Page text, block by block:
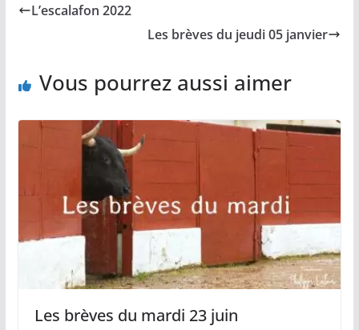
o
i
p
e
L’escalafon 2022
Les brèves du jeudi 05 janvier
Vous pourrez aussi aimer
Les brèves du mardi 23 juin